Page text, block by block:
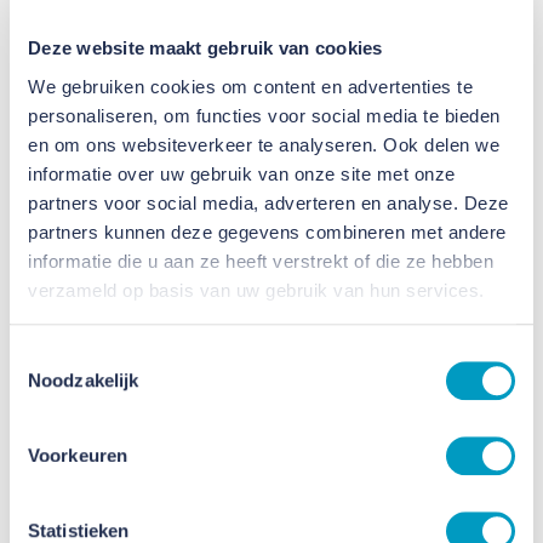
Deze website maakt gebruik van cookies
We gebruiken cookies om content en advertenties te
personaliseren, om functies voor social media te bieden
en om ons websiteverkeer te analyseren. Ook delen we
informatie over uw gebruik van onze site met onze
partners voor social media, adverteren en analyse. Deze
partners kunnen deze gegevens combineren met andere
informatie die u aan ze heeft verstrekt of die ze hebben
verzameld op basis van uw gebruik van hun services.
Noodzakelijk
Voorkeuren
Statistieken
Jaarbericht 2025: Momentum met
oog voor continuïteit
15 JUNI 2026